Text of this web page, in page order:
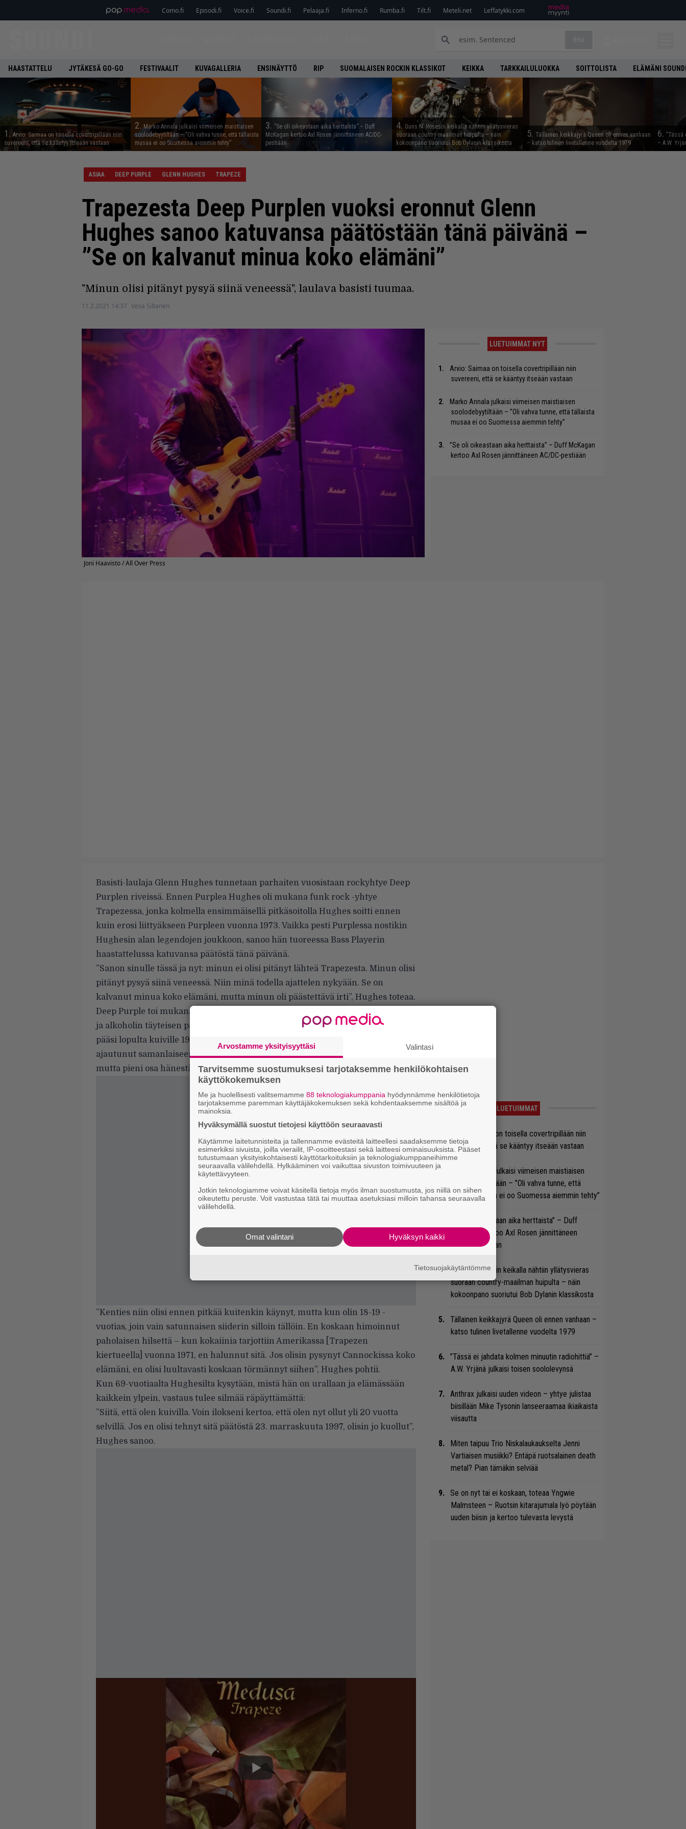
Como.fi Episodi.fi Voice.fi Soundi.fi Pelaaja.fi Inferno.fi Rumba.fi Tilt.fi Meteli.net Leffatykki.com
HAASTATTELU JYTÄKESÄ GO-GO FESTIVAALIT KUVAGALLERIA ENSINÄYTTÖ RIP SUOMALAISEN ROCKIN KLASSIKOT KEIKKA TARKKAILULUOKKA SOITTOLISTA ELÄMÄNI
1. Arvio: Saimaa on toisella covertripillään niin
suvereeni, että se kääntyy itseään vastaan
2. Marko Annala julkaisi viimeisen maistiaisen
soolodebyytiltään – ”Oli vahva tunne, että tällaista
musaa ei oo Suomessa aiemmin tehty”
3. ”Se oli oikeastaan aika herttaista” – Duff
McKagan kertoo Axl Rosen jännittäneen AC/DC-
pestiään
4. Guns N’ Rosesin keikalla nähtiin yllätysvieras
suoraan country-maailman huipulta – näin
kokoonpano suoriutui Bob Dylanin klassikosta
5. Tällainen keikkajyrä Queen oli ennen vanhaan
– katso tulinen livetallenne vuodelta 1979
6. ”Tässä
– A.W.
ASIAA DEEP PURPLE GLENN HUGHES TRAPEZE
Trapezesta Deep Purplen vuoksi eronnut Glenn
Hughes sanoo katuvansa päätöstään tänä päivänä –
”Se on kalvanut minua koko elämäni”
"Minun olisi pitänyt pysyä siinä veneessä", laulava basisti tuumaa.
11.2.2021 14:37 Vesa Siltanen
Joni Haavisto / All Over Press
LUETUIMMAT NYT
Arvio: Saimaa on toisella covertripillään niin
suvereeni, että se kääntyy itseään vastaan
Marko Annala julkaisi viimeisen maistiaisen
soolodebyytiltään – ”Oli vahva tunne, että tällaista
musaa ei oo Suomessa aiemmin tehty”
”Se oli oikeastaan aika herttaista” – Duff McKagan
kertoo Axl Rosen jännittäneen AC/DC-pestiään
Basisti-laulaja Glenn Hughes tunnetaan parhaiten vuosistaan rockyhtye Deep
Purplen riveissä. Ennen Purplea Hughes oli mukana funk rock -yhtye
Trapezessa, jonka kolmella ensimmäisellä pitkäsoitolla Hughes soitti ennen
kuin erosi liittyäkseen Purpleen vuonna 1973. Vaikka pesti Purplessa nostikin
Hughesin alan legendojen joukkoon, sanoo hän tuoreessa Bass Playerin
haastattelussa katuvansa päätöstä tänä päivänä.
”Sanon sinulle tässä ja nyt: minun ei olisi pitänyt lähteä Trapezesta. Minun olisi
pitänyt pysyä siinä veneessä. Niin minä todella ajattelen nykyään. Se on
kalvanut minua koko elämäni, mutta minun oli päästettävä irti”, Hughes toteaa.
Deep Purple toi mukanaan mainetta ja kunniaa, mutta myös pahan kokaiinin
ja alkoholin täyteisen päihdekurimuksen, joka vei Hughesin mennessään. Hän
pääsi lopulta kuiville 1990-luvun lopulla. Hughes ei osaa sanoa, olisiko hän
ajautunut samanlaiseen koukkuun, mikäli ei olisi lähtenyt Purplen kelkkaan,
mutta pieni osa hänestä ainakin uskoo niin.
”Kenties niin olisi ennen pitkää kuitenkin käynyt, mutta kun olin 18-19 -
vuotias, join vain satunnaisen siiderin silloin tällöin. En koskaan himoinnut
paholaisen hilsettä – kun kokaiinia tarjottiin Amerikassa [Trapezen
kiertueella] vuonna 1971, en halunnut sitä. Jos olisin pysynyt Cannockissa koko
elämäni, en olisi luultavasti koskaan törmännyt siihen”, Hughes pohtii.
Kun 69-vuotiaalta Hughesilta kysytään, mistä hän on urallaan ja elämässään
kaikkein ylpein, vastaus tulee silmää räpäyttämättä:
”Siitä, että olen kuivilla. Voin ilokseni kertoa, että olen nyt ollut yli 20 vuotta
selvillä. Jos en olisi tehnyt sitä päätöstä 23. marraskuuta 1997, olisin jo kuollut”,
Hughes sanoo.
LUETUIMMAT
Arvio: Saimaa on toisella covertripillään niin
suvereeni, että se kääntyy itseään vastaan
Marko Annala julkaisi viimeisen maistiaisen
soolodebyytiltään – ”Oli vahva tunne, että
tällaista musaa ei oo Suomessa aiemmin tehty”
”Se oli oikeastaan aika herttaista” – Duff
McKagan kertoo Axl Rosen jännittäneen
AC/DC-pestiään
Guns N’ Rosesin keikalla nähtiin yllätysvieras
suoraan country-maailman huipulta – näin
kokoonpano suoriutui Bob Dylanin klassikosta
Tällainen keikkajyrä Queen oli ennen vanhaan –
katso tulinen livetallenne vuodelta 1979
”Tässä ei jahdata kolmen minuutin radiohittiä” –
A.W. Yrjänä julkaisi toisen soololevynsä
Anthrax julkaisi uuden videon – yhtye julistaa
biisillään Mike Tysonin lanseeraamaa ikiaikaista
viisautta
Miten taipuu Trio Niskalaukaukselta Jenni
Vartiaisen musiikki? Entäpä ruotsalainen death
metal? Pian tämäkin selviää
Se on nyt tai ei koskaan, toteaa Yngwie
Malmsteen – Ruotsin kitarajumala lyö pöytään
uuden biisin ja kertoo tulevasta levystä
Arvostamme yksityisyyttäsi Valintasi
Tarvitsemme suostumuksesi tarjotaksemme henkilökohtaisen
käyttökokemuksen
Me ja huolellisesti valitsemamme 88 teknologiakumppania hyödynnämme henkilötietoja
tarjotaksemme paremman käyttäjäkokemuksen sekä kohdentaaksemme sisältöä ja
mainoksia.
Hyväksymällä suostut tietojesi käyttöön seuraavasti
Käytämme laitetunnisteita ja tallennamme evästeitä laitteellesi saadaksemme tietoja
esimerkiksi sivuista, joilla vierailit, IP-osoitteestasi sekä laitteesi ominaisuuksista. Pääset
tutustumaan yksityiskohtaisesti käyttötarkoituksiin ja teknologiakumppaneihimme
seuraavalla välilehdellä. Hylkääminen voi vaikuttaa sivuston toimivuuteen ja
käytettävyyteen.
Jotkin teknologiamme voivat käsitellä tietoja myös ilman suostumusta, jos niillä on siihen
oikeutettu peruste. Voit vastustaa tätä tai muuttaa asetuksiasi milloin tahansa seuraavalla
välilehdellä.
Hyväksyn kaikki
Omat valintani
Tietosuojakäytäntömme